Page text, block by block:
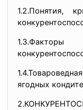
1.2.Понятия,
ягодных